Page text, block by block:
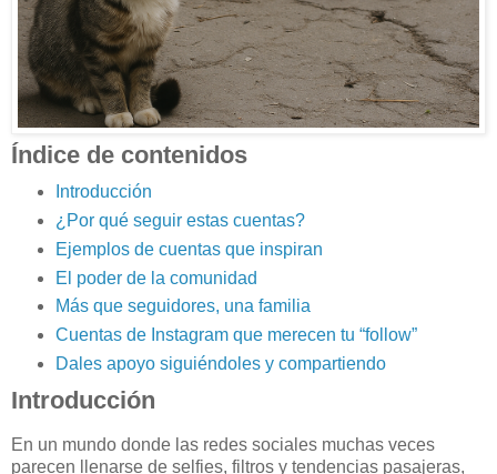
Índice de contenidos
Introducción
¿Por qué seguir estas cuentas?
Ejemplos de cuentas que inspiran
El poder de la comunidad
Más que seguidores, una familia
Cuentas de Instagram que merecen tu “follow”
Dales apoyo siguiéndoles y compartiendo
Introducción
En un mundo donde las redes sociales muchas veces
parecen llenarse de selfies, filtros y tendencias pasajeras,